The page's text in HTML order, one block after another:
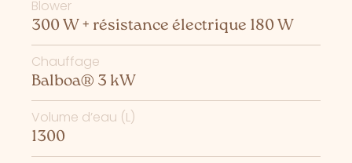
Blower
300 W + résistance électrique 180 W
Chauffage
Balboa® 3 kW
Volume d’eau (L)
1300